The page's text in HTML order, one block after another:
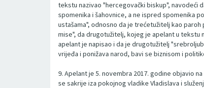
tekstu nazivao "hercegovački biskup", navodeći
spomenika i šahovnice, a ne ispred spomenika
ustašama", odnosno da je trećetužitelj kao
mise", da drugotužitelj, kojeg je apelant u tekstu
apelant je napisao i da je drugotužitelj
vrijeđa i ponižava narod, bavi se biznisom i
9. Apelant je 5. novembra 2017. godine objavio
se sakrije iza pokojnog vladike Vladislava i